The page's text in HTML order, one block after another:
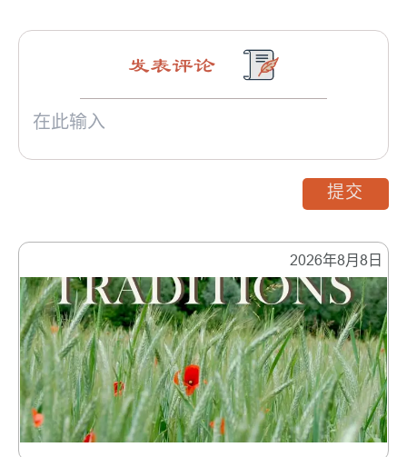
2026年8月8日
发表评论
提交